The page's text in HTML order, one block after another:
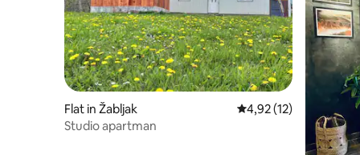
Flat in Žabljak Gemiddelde
4,92 (12)
Studio apartman